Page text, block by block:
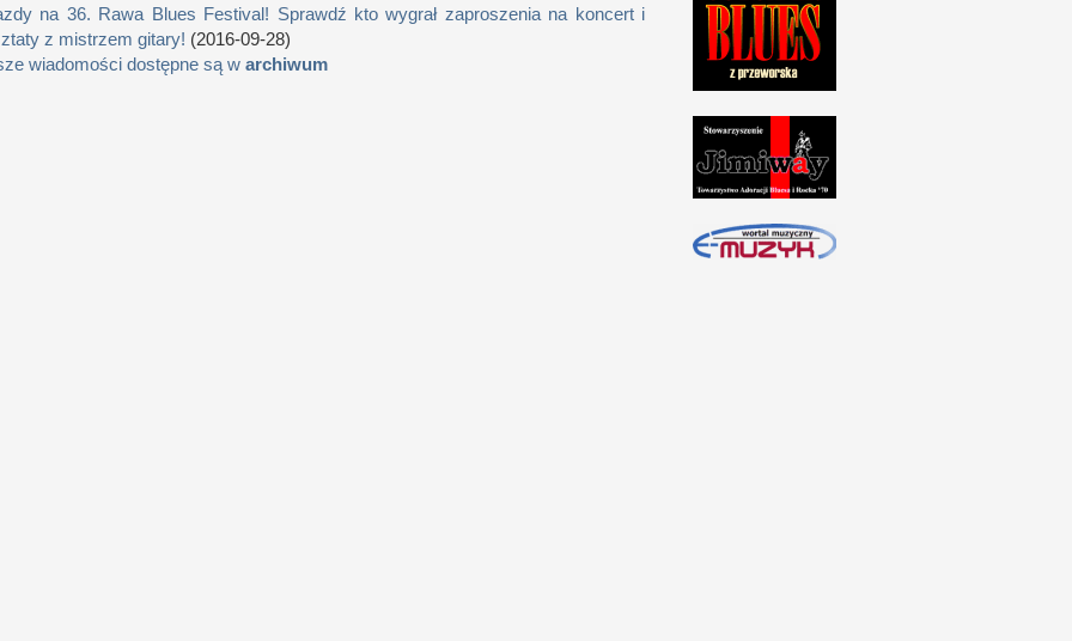
na 36. Rawa Blues Festival! Sprawdź kto wygrał zaproszenia na koncert i
z mistrzem gitary! (2016-09-28)
wiadomości dostępne są w archiwum